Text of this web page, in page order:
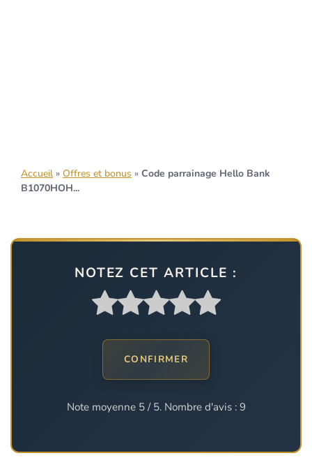
Accueil » Offres et bonus » Code parrainage Hello Bank
B1070HOH...
NOTEZ CET ARTICLE :
CONFIRMER
Note moyenne 5/ 5. Nombre d'avis : 9